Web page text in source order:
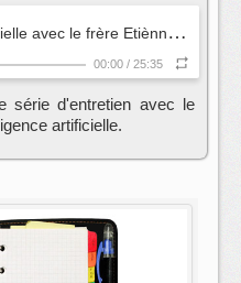
I
ntelligence artificielle avec le frère Etiènne - 1er épisode
00:00 / 25:35
série d'entretien avec le
artificielle.